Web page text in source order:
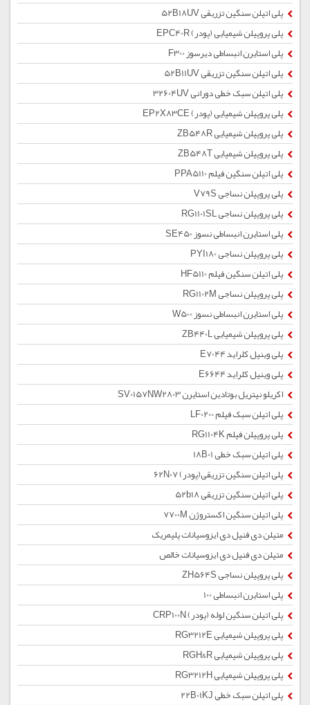
پلی اتیلن سنگین تزریقی 52B18UV
پلی پروپیلن شیمیایی (پودر) EPC40R
پلی استایرن انبساطی دیرسوز F300
پلی اتیلن سنگین تزریقی 52B11UV
پلی اتیلن سبک خطی دورانی 32604UV
پلی پروپیلن شیمیایی (پودر) EP2X83CE
پلی پروپیلن شیمیایی ZB548R
پلی پروپیلن شیمیایی ZB548T
پلی اتیلن سنگین فیلم PPA5110
پلی پروپیلن نساجی V79S
پلی پروپیلن نساجی RG1101SL
پلی استایرن انبساطی نسوز SE450
پلی پروپیلن نساجی PYI180
پلی اتیلن سنگین فیلم HF5110
پلی پروپیلن نساجی RG1102M
پلی استایرن انبساطی نسوز W500
پلی پروپیلن شیمیایی ZB440L
پلی وینیل کلراید E7044
پلی وینیل کلراید E6644
اکریلو نیتریل بوتادین استایرن SV0157NW2803
پلی اتیلن سبک فیلم LF0200
پلی پروپیلن فیلم RG1104K
پلی اتیلن سبک خطی 18B01
پلی اتیلن سنگین تزریقی(پودر) 62N07
پلی اتیلن سنگین تزریقی 52b18
پلی اتیلن سنگین اکستروژن 7700M
متیلن دی فنیل دی ایزوسیانات پلیمریک
متیلن دی فنیل دی ایزوسیانات خالص
پلی پروپیلن نساجی ZH564S
پلی استایرن انبساطی 100
پلی اتیلن سنگین لوله (پودر) CRP100N
پلی پروپیلن شیمیایی RG3212E
پلی پروپیلن شیمیایی RGH&R
پلی پروپیلن شیمیایی RG3212H
پلی اتیلن سبک خطی 22B01KJ